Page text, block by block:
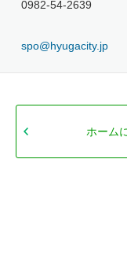
0982-54-2639
spo@hyugacity.jp
ホーム